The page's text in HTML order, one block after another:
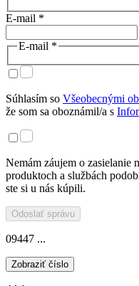
E-mail *
E-mail *
Súhlasím so Všeobecnými
že som sa oboznámil/a s
Nemám záujem o zasielanie
produktoch a službách
ste si u nás kúpili.
Odoslať správu
09447 ...
Zobraziť číslo